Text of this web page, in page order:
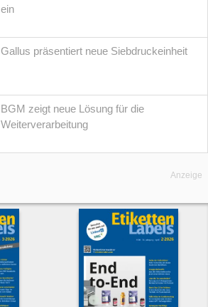
ein
Gallus präsentiert neue Siebdruckeinheit
BGM zeigt neue Lösung für die
Weiterverarbeitung
Anzeige